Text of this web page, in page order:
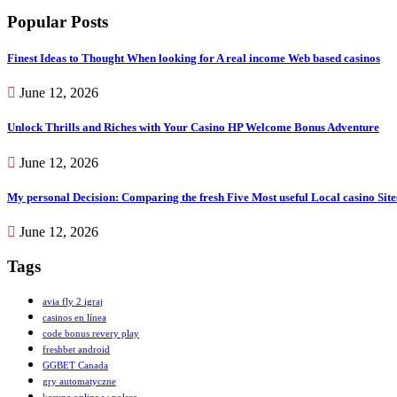
Popular Posts
Finest Ideas to Thought When looking for A real income Web based casinos
June 12, 2026
Unlock Thrills and Riches with Your Casino HP Welcome Bonus Adventure
June 12, 2026
My personal Decision: Comparing the fresh Five Most useful Local casino
June 12, 2026
Tags
avia fly 2 igraj
casinos en línea
code bonus revery play
freshbet android
GGBET Canada
gry automatyczne